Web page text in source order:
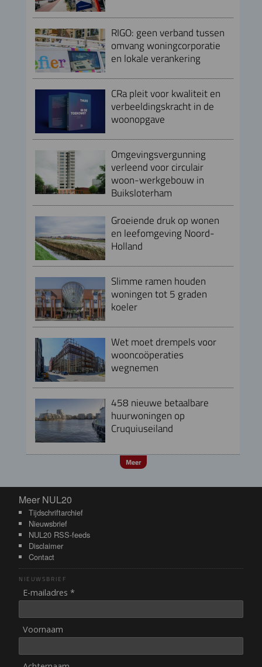
RIGO: geen verband tussen
omvang woningcorporatie
en lokale verankering
CRa pleit voor kwaliteit en
verbeeldingskracht in de
woonopgave
Omgevingsvergunning
verleend voor circulair
woon-werkgebouw in
Buiksloterham
Groeiende druk op wonen
en leefomgeving Noord-
Holland
Slimme ramen houden
woningen tot 5 graden
koeler
Wet moet drempels voor
wooncoöperaties
wegnemen
458 nieuwe betaalbare
huurwoningen op
Cruquiuseiland
Meer
Meer NUL20
Meer NUL20
Tijdschriftarchief
Nieuwsbrief
NUL20 RSS-feeds
Disclaimer
Contact
NIEUWSBRIEF
E-mailadres *
Voornaam